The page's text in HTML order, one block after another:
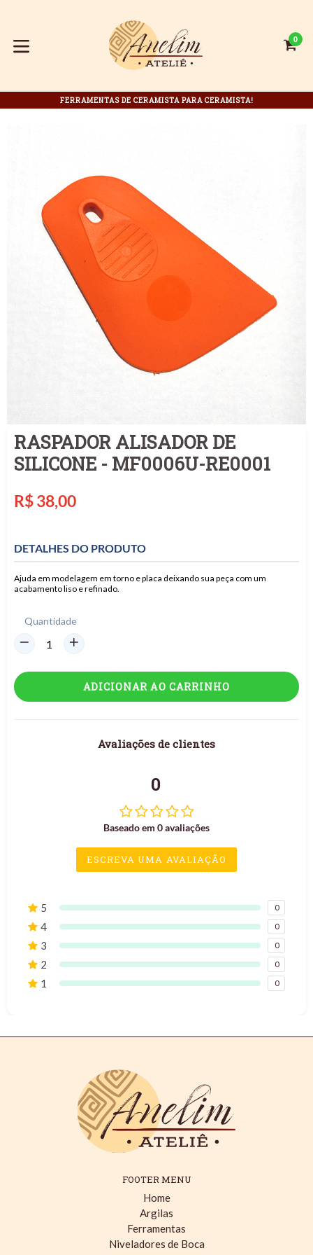
conteúdo
0
FERRAMENTAS DE CERAMISTA PARA CERAMISTA!
RASPADOR ALISADOR DE
SILICONE - MF0006U-RE0001
Preço
R$ 38,00
DETALHES DO PRODUTO
Ajuda em modelagem em torno e placa deixando sua peça com um
acabamento liso e refinado.
Quantidade
ADICIONAR AO CARRINHO
Avaliações de clientes
0
Baseado em 0 avaliações
ESCREVA UMA AVALIAÇÃO
5 0
4 0
3 0
2 0
1 0
FOOTER MENU
Home
Argilas
Ferramentas
Niveladores de Boca